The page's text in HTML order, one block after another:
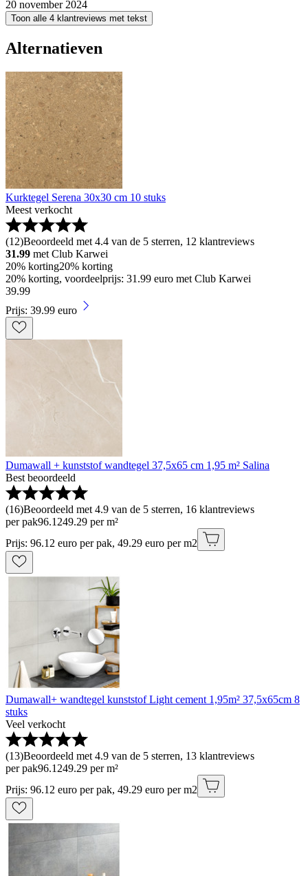
20 november 2024
Toon alle 4 klantreviews met tekst
Alternatieven
Kurktegel Serena 30x30 cm 10 stuks
Meest verkocht
(12)Beoordeeld met 4.4 van de 5 sterren, 12 klantreviews
31.99 met Club Karwei
20% korting20% korting
20% korting, voordeelprijs: 31.99 euro met Club Karwei
39.99
Prijs: 39.99 euro
Dumawall + kunststof wandtegel 37,5x65 cm 1,95 m² Salina
Best beoordeeld
(16)Beoordeeld met 4.9 van de 5 sterren, 16 klantreviews
per pak96.1249.29 per m²
Prijs: 96.12 euro per pak, 49.29 euro per m2
Dumawall+ wandtegel kunststof Light cement 1,95m² 37,5x65cm 8
stuks
Veel verkocht
(13)Beoordeeld met 4.9 van de 5 sterren, 13 klantreviews
per pak96.1249.29 per m²
Prijs: 96.12 euro per pak, 49.29 euro per m2